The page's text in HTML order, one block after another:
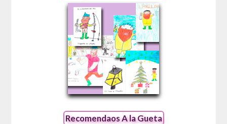
Recomendaos A la Gueta